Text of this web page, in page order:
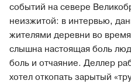
событий на севере
неизжитой: в интервью,
жителями деревни во
слышна настоящая боль
боль и отчаяние. Деллер
хотел откопать зарытый